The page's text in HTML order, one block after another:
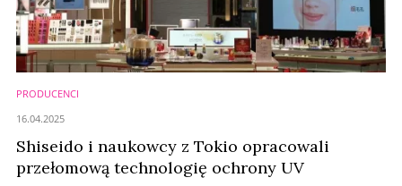
PRODUCENCI
Shiseido i naukowcy z Tokio opracowali
przełomową technologię ochrony UV
16.04.2025